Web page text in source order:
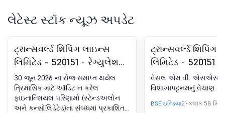
લેટેસ્ટ સ્ટૉક ન્યૂઝ અપડેટ
ટ્રાન્સવર્લ્ડ શિપિંગ લાઇન્સ
લિમિટેડ - 520151 - રેગ્યુલેશન
30 (LODR) હેઠળ જાહેરાત -
ન્યૂઝપેપર પબ્લિકેશન
30 જૂન 2026 ના રોજ સમાપ્ત થયેલ
ત્રિમાસિક માટે ઑડિટ ન કરેલ
ફાઇનાન્શિયલ પરિણામો (સ્ટેન્ડઅલોન
અને કન્સોલિડેટેડ)ના સંબંધમાં પ્રકાશિત
ટ્રાન્સવર્લ્ડ શિપિંગ
લિમિટેડ - 520151
એમ.વી.
વિશાખાપટ્ટનમનું
વેસલ એમ.વી.
વિશાખાપટ્ટનમનું વેચાણ
BSE ઇન્ડિયા21 કલાક 58